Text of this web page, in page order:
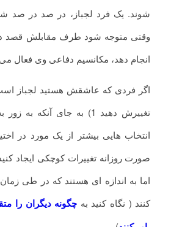
شوند. یک فرد لجباز، در صد در صد
وقتی متوجه شود طرف مقابلش قصد
انجام دهد، مکانسیم دفاعی وی فعال
اگر فردی که عاشقش هستید لجباز
تغییرش دهید 1) به جای آنکه
صورت روزانه تغییرات کوچکی ایجاد
اما به اندازه ای هستند که در طی زمان
کنند ( نگاه کنید به چگونه دیگران را